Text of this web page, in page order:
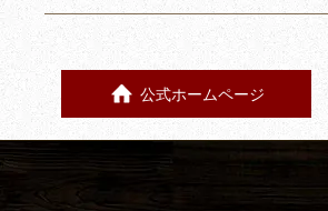
公式ホームページ